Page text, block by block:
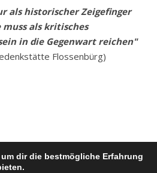
als historischer Zeigefinger
als kritisches
in die Gegenwart reichen"
Flossenbürg)
dir die bestmögliche Erfahrung